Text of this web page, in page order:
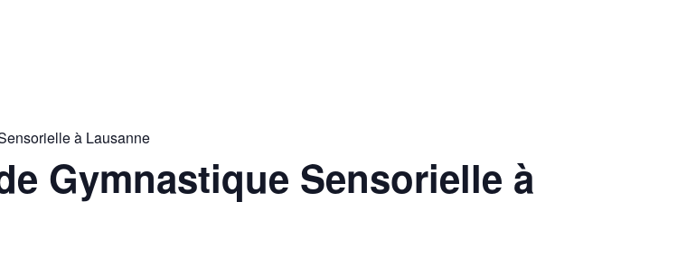
à Lausanne
Gymnastique Sensorielle à